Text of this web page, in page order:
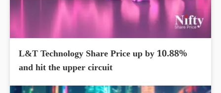
L&T Technology Share Price up by 10.88%
and hit the upper circuit